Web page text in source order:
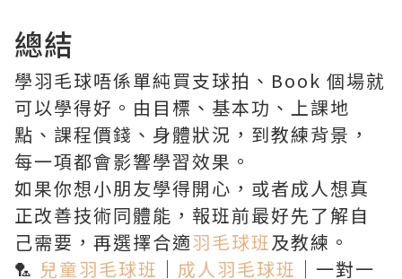
總結
學羽毛球唔係單純買支球拍、Book 個場就
可以學得好。由目標、基本功、上課地
點、課程價錢、身體狀況，到教練背景，
每一項都會影響學習效果。
如果你想小朋友學得開心，或者成人想真
正改善技術同體能，報班前最好先了解自
己需要，再選擇合適羽毛球班及教練。
🏸 兒童羽毛球班 ｜ 成人羽毛球班 ｜一對一